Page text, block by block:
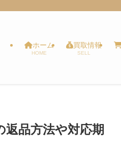
ホーム
HOME
買取情報
SELL
品方法や対応期